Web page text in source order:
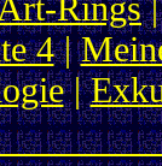
4|
|